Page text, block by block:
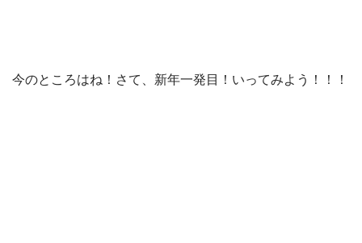
今のところはね！さて、新年一発目！いってみよう！！！